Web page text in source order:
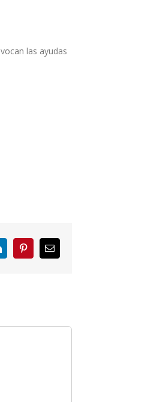
las ayudas
LinkedInPinterestCorreo
electrónico